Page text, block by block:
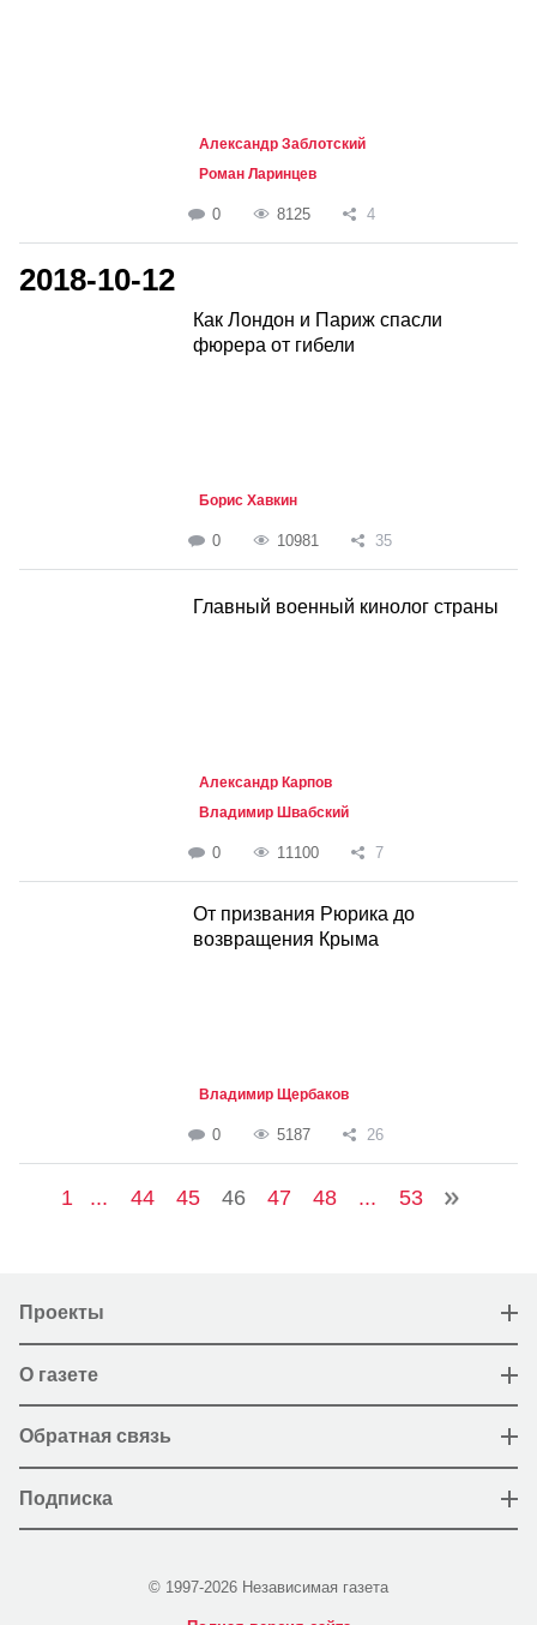
Александр Заблотский
Роман Ларинцев
0 8125 4
2018-10-12
Как Лондон и Париж спасли
фюрера от гибели
Борис Хавкин
0 10981 35
Главный военный кинолог страны
Александр Карпов
Владимир Швабский
0 11100 7
От призвания Рюрика до
возвращения Крыма
Владимир Щербаков
0 5187 26
1 ... 44 45 46 47 48 ... 53
Проекты
О газете
Обратная связь
Подписка
© 1997-2026 Независимая газета